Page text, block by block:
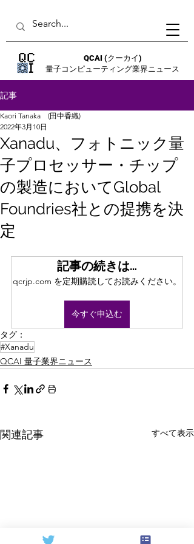
QCAI (クーカイ)
量子コンピューティング業界ニュース
記事
Xanadu、フォトニック量
子プロセッサー・チップ
の製造においてGlobal
Foundries社との提携を決
定
Kaori Tanaka (田中香織)
2022年3月10日
記事の続きは…
qcrjp.com を定期購読してお読みください。
今すぐ申込む
タグ：
#Xanadu
QCAI 量子業界ニュース
関連記事 すべて表示